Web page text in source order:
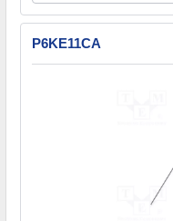
P6KE11CA